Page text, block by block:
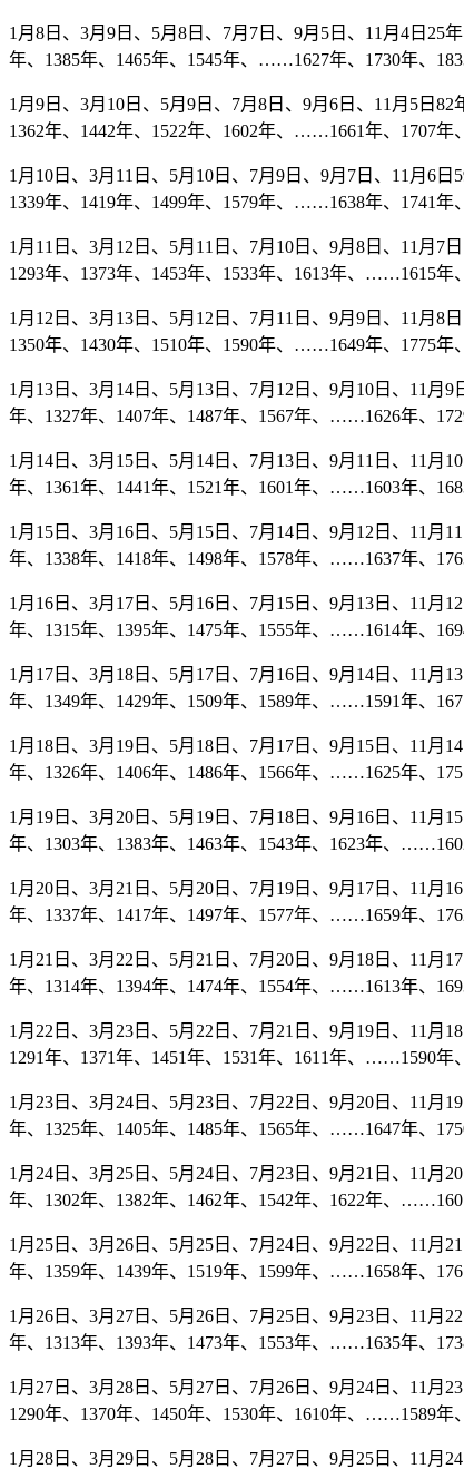
1月8日、3月9日、5月8日、7月7日、9月5日、11月4日25
年、1385年、1465年、1545年、……1627年、1730年、
1月9日、3月10日、5月9日、7月8日、9月6日、11月5日82
1362年、1442年、1522年、1602年、……1661年、1707年
1月10日、3月11日、5月10日、7月9日、9月7日、11月6日
1339年、1419年、1499年、1579年、……1638年、1741年
1月11日、3月12日、5月11日、7月10日、9月8日、11月7
1293年、1373年、1453年、1533年、1613年、……1615年
1月12日、3月13日、5月12日、7月11日、9月9日、11月8
1350年、1430年、1510年、1590年、……1649年、1775年
1月13日、3月14日、5月13日、7月12日、9月10日、11月
年、1327年、1407年、1487年、1567年、……1626年、
1月14日、3月15日、5月14日、7月13日、9月11日、11月
年、1361年、1441年、1521年、1601年、……1603年、
1月15日、3月16日、5月15日、7月14日、9月12日、11月
年、1338年、1418年、1498年、1578年、……1637年、
1月16日、3月17日、5月16日、7月15日、9月13日、11月
年、1315年、1395年、1475年、1555年、……1614年、
1月17日、3月18日、5月17日、7月16日、9月14日、11月
年、1349年、1429年、1509年、1589年、……1591年、
1月18日、3月19日、5月18日、7月17日、9月15日、11月
年、1326年、1406年、1486年、1566年、……1625年、
1月19日、3月20日、5月19日、7月18日、9月16日、11月
年、1303年、1383年、1463年、1543年、1623年、
1月20日、3月21日、5月20日、7月19日、9月17日、11月
年、1337年、1417年、1497年、1577年、……1659年、
1月21日、3月22日、5月21日、7月20日、9月18日、11月
年、1314年、1394年、1474年、1554年、……1613年、
1月22日、3月23日、5月22日、7月21日、9月19日、11月
1291年、1371年、1451年、1531年、1611年、……1590年
1月23日、3月24日、5月23日、7月22日、9月20日、11月
年、1325年、1405年、1485年、1565年、……1647年、
1月24日、3月25日、5月24日、7月23日、9月21日、11月
年、1302年、1382年、1462年、1542年、1622年、
1月25日、3月26日、5月25日、7月24日、9月22日、11月
年、1359年、1439年、1519年、1599年、……1658年、
1月26日、3月27日、5月26日、7月25日、9月23日、11月
年、1313年、1393年、1473年、1553年、……1635年、
1月27日、3月28日、5月27日、7月26日、9月24日、11月
1290年、1370年、1450年、1530年、1610年、……1589年
1月28日、3月29日、5月28日、7月27日、9月25日、11月